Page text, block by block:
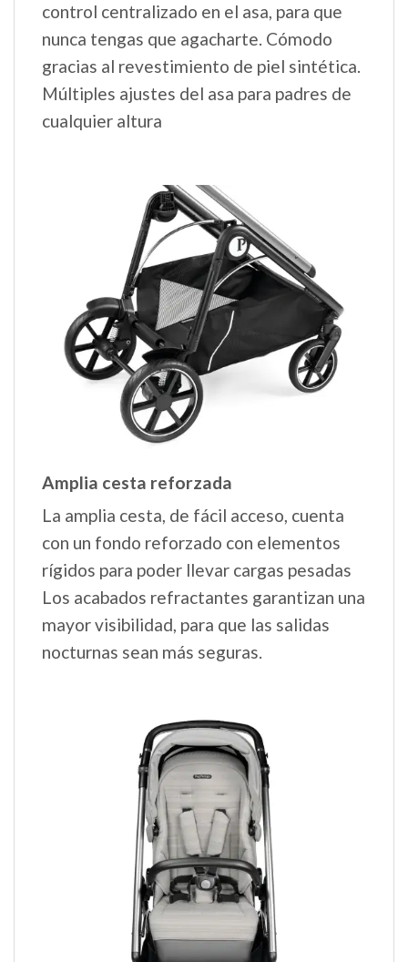
control centralizado en el asa, para que
nunca tengas que agacharte. Cómodo
gracias al revestimiento de piel sintética.
Múltiples ajustes del asa para padres de
cualquier altura
Amplia cesta reforzada
La amplia cesta, de fácil acceso, cuenta
con un fondo reforzado con elementos
rígidos para poder llevar cargas pesadas
Los acabados refractantes garantizan una
mayor visibilidad, para que las salidas
nocturnas sean más seguras.